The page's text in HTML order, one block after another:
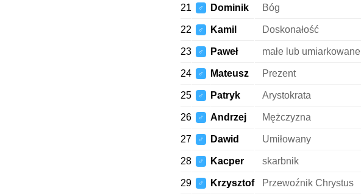
21 ♂ Dominik Bóg
22 ♂ Kamil Doskonałość
23 ♂ Paweł małe lub umiarkowane
24 ♂ Mateusz Prezent
25 ♂ Patryk Arystokrata
26 ♂ Andrzej Mężczyzna
27 ♂ Dawid Umiłowany
28 ♂ Kacper skarbnik
29 ♂ Krzysztof Przewoźnik Chrystus